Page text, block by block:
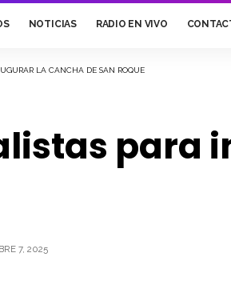
NOTICIAS RADIO EN VIVO
LA CANCHA DE SAN ROQUE
para
7, 2025